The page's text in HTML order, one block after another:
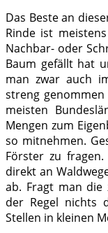
Das Beste an
Rinde ist
Nachbar- oder
Baum gefällt hat
man zwar auch
streng
meisten
Mengen zum
so mitnehmen.
Förster zu
direkt an
ab. Fragt man die
der Regel nichts
Stellen in kleinen